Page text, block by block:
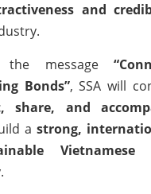
and
message
Bonds”, SSA will
share, and
a strong,
Vietnamese
.